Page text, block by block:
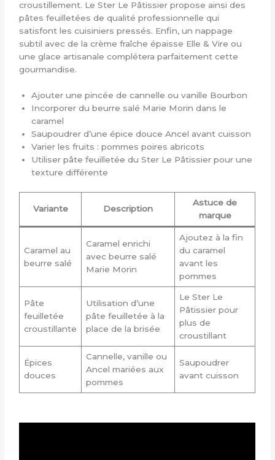
croustillement. Le Ster Le Pâtissier propose ainsi des
pâtes feuilletées de qualité professionnelle qui
satisfont les cuisiniers pressés. Enfin, un nappage
subtil avec de la crème fraîche épaisse Elle & Vire ou
une glace artisanale complétera parfaitement cette
gourmandise.
Ajouter une pincée de cannelle ou vanille Bourbon
Incorporer du beurre salé Marie Morin dans le
caramel
Saupoudrer d’une épice douce Ancel avant cuisson
Varier les fruits : pommes poires abricots
Utiliser pâte feuilletée du Ster Le Pâtissier pour une
texture différente
Variante Description
Astuce de
marque
Caramel au
beurre salé
Caramel enrichi
avec beurre salé
Marie Morin
Ajoutez à la fin
du caramel
avant les
pommes
Pâte
feuilletée
croustillante
Utilisation d’une
pâte feuilletée à la
place de la brisée
Le Ster Le
Pâtissier pour
plus de
croustillant
Épices
douces
Cannelle, vanille ou
Ancel mariées aux
pommes
Saupoudrer
avant cuisson